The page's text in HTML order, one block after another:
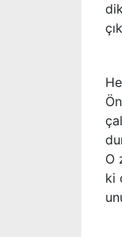
O
ki